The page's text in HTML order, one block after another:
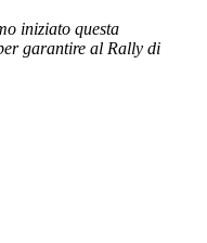
iniziato questa
garantire al Rally di